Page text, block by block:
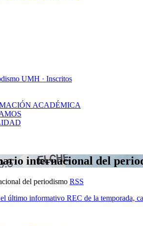
UMH · Inscritos
ACADÉMICA
internacional del
del periodismo RSS
último informativo REC de la temporada,